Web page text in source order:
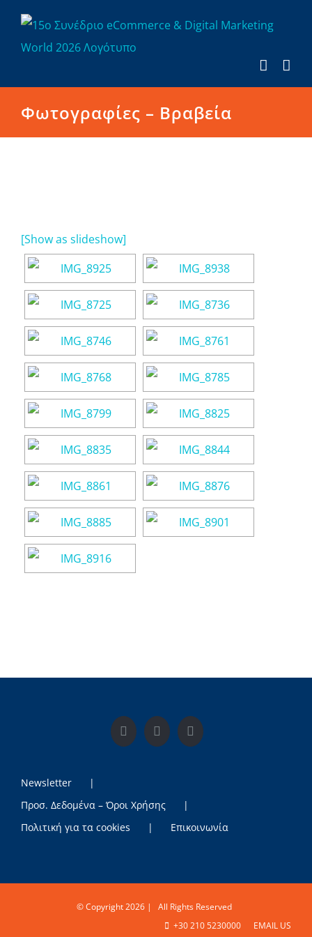
Μετάβαση
περιεχόμενο
Φωτογραφίες – Βραβεία
[Show as slideshow]
Newsletter
Προσ. Δεδομένα – Όροι Χρήσης
Πολιτική για τα cookies
Επικοινωνία
© Copyright2026 | All Rights Reserved
+30 210 5230000
EMAIL US